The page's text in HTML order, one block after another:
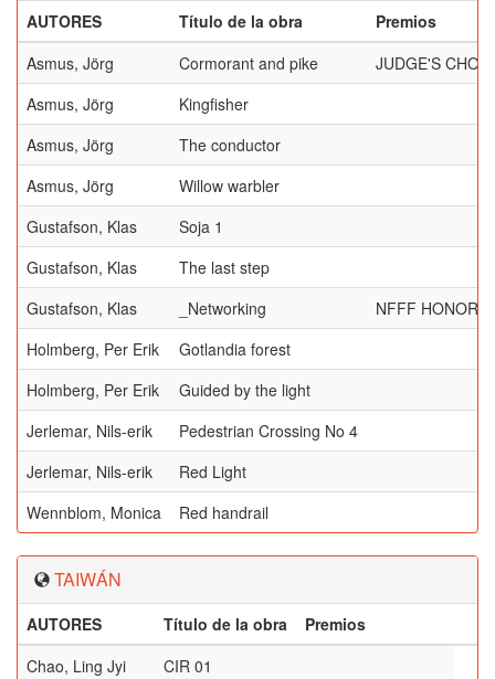
AUTORES Título de la obra
Premios
Asmus, Jörg
Cormorant and pike
JUDGE'S
Asmus, Jörg
Kingfisher
Asmus, Jörg
The conductor
Asmus, Jörg
Willow warbler
Gustafson, Klas
Soja 1
Gustafson, Klas
The last step
Gustafson, Klas
_Networking
NFFF
Holmberg, Per Erik
Gotlandia forest
Holmberg, Per Erik
Guided by the light
Jerlemar, Nils-erik
Pedestrian Crossing No 4
Jerlemar, Nils-erik
Red Light
Wennblom, Monica
Red handrail
TAIWÁN
AUTORES Título de la obra
Premios
Chao, Ling Jyi
CIR 01